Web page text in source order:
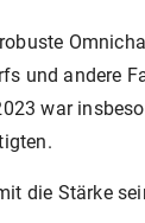
und andere
war
die Stärke